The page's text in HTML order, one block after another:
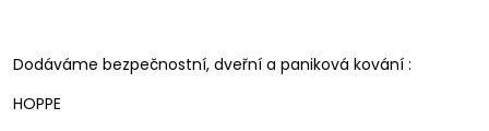
Dodáváme bezpečnostní, dveřní a paniková kování :
HOPPE